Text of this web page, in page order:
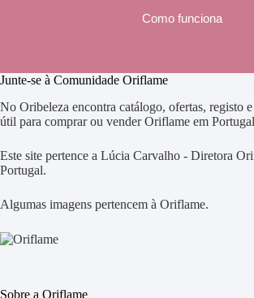
Como funciona
Junte-se à Comunidade Oriflame
No Oribeleza encontra catálogo, ofertas, registo
útil para comprar ou vender Oriflame em
Este site pertence a Lúcia Carvalho - Diretora
Portugal.
Algumas imagens pertencem à Oriflame.
Sobre a Oriflame